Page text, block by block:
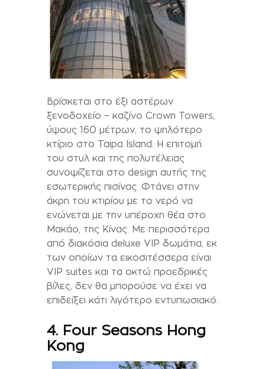
Βρίσκεται στο έξι αστέρων
ξενοδοχείο – καζίνο Crown Towers,
ύψους 160 μέτρων, το ψηλότερο
κτίριο στο Taipa Island. Η επιτομή
του στυλ και της πολυτέλειας
συνοψίζεται στο design αυτής της
εσωτερικής πισίνας. Φτάνει στην
άκρη του κτιρίου με το νερό να
ενώνεται με την υπέροχη θέα στο
Μακάο, της Κίνας. Με περισσότερα
από διακόσια deluxe VIP δωμάτια, εκ
των οποίων τα εικοσιτέσσερα είναι
VIP suites και τα οκτώ προεδρικές
βίλες, δεν θα μπορούσε να έχει να
επιδείξει κάτι λιγότερο εντυπωσιακό.
4. Four Seasons Hong
Kong